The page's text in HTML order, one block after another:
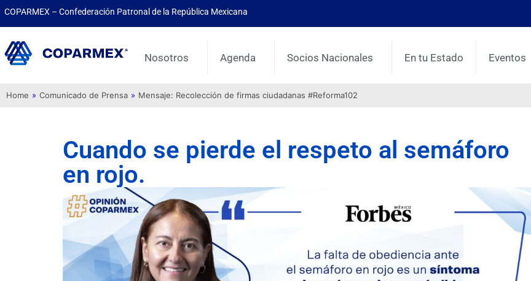
COPARMEX – Confederación Patronal de la República Mexicana
Nosotros Agenda Socios Nacionales En tu Estado Eventos
Home » Comunicado de Prensa » Mensaje: Recolección de firmas ciudadanas #Reforma102
Cuando se pierde el respeto al semáforo
en rojo.